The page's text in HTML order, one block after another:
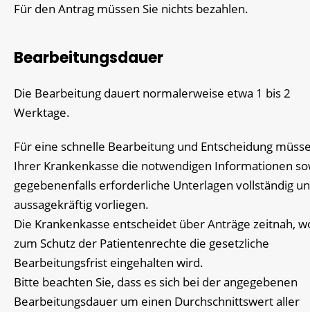
Für den Antrag müssen Sie nichts bezahlen.
Bearbeitungsdauer
Die Bearbeitung dauert normalerweise etwa 1 bis 2
Werktage.
Für eine schnelle Bearbeitung und Entscheidung
Ihrer Krankenkasse die notwendigen Informationen
gegebenenfalls erforderliche Unterlagen vollständig
aussagekräftig vorliegen.
Die Krankenkasse entscheidet über Anträge zeitnah,
zum Schutz der Patientenrechte die gesetzliche
Bearbeitungsfrist eingehalten wird.
Bitte beachten Sie, dass es sich bei der angegebenen
Bearbeitungsdauer um einen Durchschnittswert aller